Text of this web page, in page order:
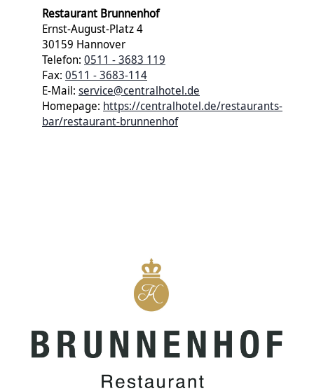
Restaurant Brunnenhof
Ernst-August-Platz 4
30159 Hannover
Telefon: 0511 - 3683 119
Fax: 0511 - 3683-114
E-Mail: service@centralhotel.de
Homepage: https://centralhotel.de/restaurants-
bar/restaurant-brunnenhof